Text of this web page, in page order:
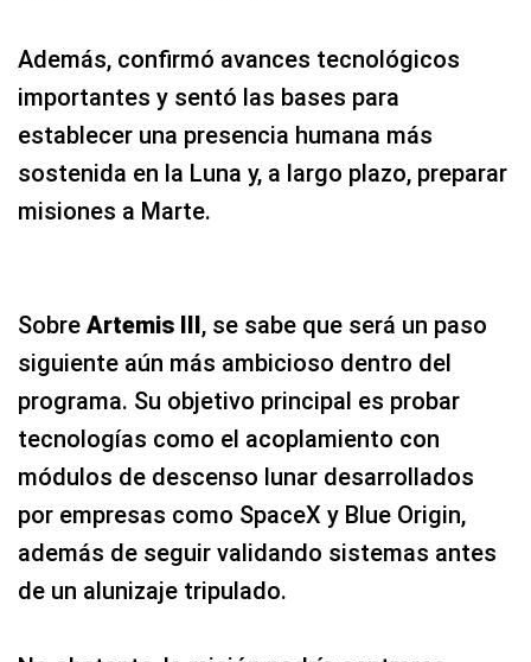
Además, confirmó avances tecnológicos
importantes y sentó las bases para
establecer una presencia humana más
sostenida en la Luna y, a largo plazo, preparar
misiones a Marte.
Sobre Artemis III, se sabe que será un paso
siguiente aún más ambicioso dentro del
programa. Su objetivo principal es probar
tecnologías como el acoplamiento con
módulos de descenso lunar desarrollados
por empresas como SpaceX y Blue Origin,
además de seguir validando sistemas antes
de un alunizaje tripulado.